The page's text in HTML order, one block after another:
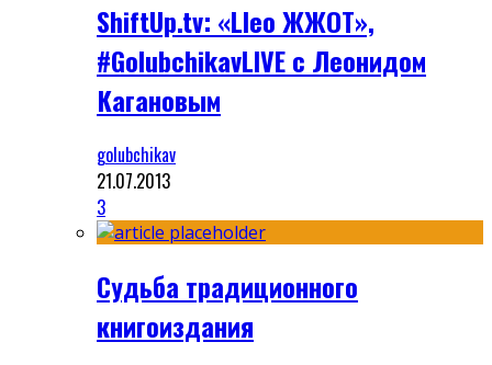
ShiftUp.tv: «Lleo ЖЖОТ»,
#GolubchikavLIVE с Леонидом
Кагановым
golubchikav
21.07.2013
3
Судьба традиционного
книгоиздания